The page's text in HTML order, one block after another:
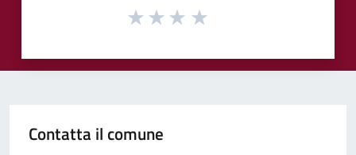
Contatta il comune